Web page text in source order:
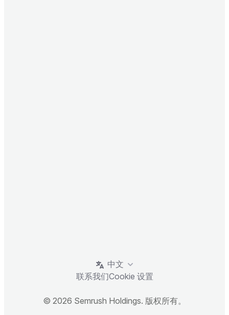
中文
联系我们Cookie 设置
© 2026 Semrush Holdings. 版权所有。